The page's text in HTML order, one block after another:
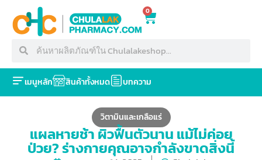
0
เมนูหลัก สินค้าทั้งหมด บทความ
วิตามินและเกลือแร่
แผลหายช้า ผิวฟื้นตัวนาน แม้ไม่ค่อย
ป่วย? ร่างกายคุณอาจกำลังขาดสิ่งนี้